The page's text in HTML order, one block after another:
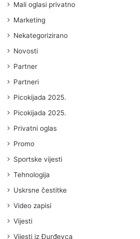
Mali oglasi privatno
Marketing
Nekategorizirano
Novosti
Partner
Partneri
Picokijada 2025.
Picokijada 2025.
Privatni oglas
Promo
Sportske vijesti
Tehnologija
Uskrsne čestitke
Video zapisi
Vijesti
Vijesti iz Đurđevca